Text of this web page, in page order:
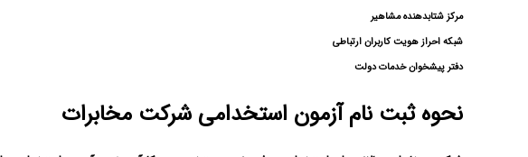
مرکز شتابدهنده مشاهیر
شبکه احراز هویت کاربران ارتباطی
دفتر پیشخوان خدمات دولت
نحوه ثبت نام آزمون استخدامی شرکت مخابرات